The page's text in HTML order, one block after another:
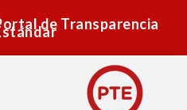
de Transparencia